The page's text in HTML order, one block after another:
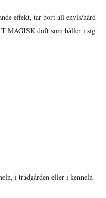
effekt, tar bort all envis/hård
MAGISK doft som håller i sig
i trädgården eller i kenneln